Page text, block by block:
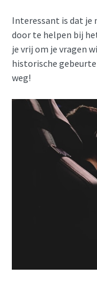
Interessant is dat je
door te helpen bij
je vrij om je vragen
historische
weg!